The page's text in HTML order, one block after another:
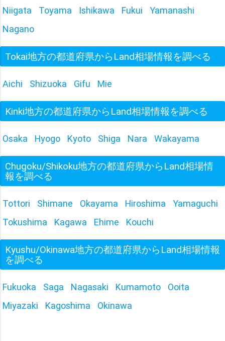
Niigata Toyama Ishikawa Fukui
Yamanashi
Nagano
Tokai地方の都道府県からLand相場情報を調べる
Aichi Shizuoka Gifu Mie
Kinki地方の都道府県からLand相場情報を調べる
Osaka Hyogo Kyoto Shiga Nara Wakayama
Chugoku/Shikoku地方の都道府県からLand相場情
報を調べる
Tottori Shimane Okayama Hiroshima
Yamaguchi
Tokushima
Kagawa Ehime Kouchi
Kyushu/Okinawa地方の都道府県からLand相場情報
を調べる
Fukuoka Saga Nagasaki Kumamoto
Ooita
Miyazaki
Kagoshima Okinawa